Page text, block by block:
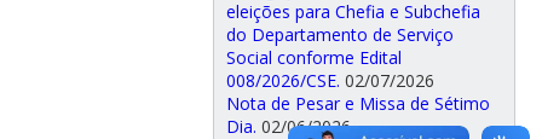
eleições para Chefia e Subchefia
do Departamento de Serviço
Social conforme Edital
008/2026/CSE. 02/07/2026
Nota de Pesar e Missa de Sétimo
Dia. 02/06/2026